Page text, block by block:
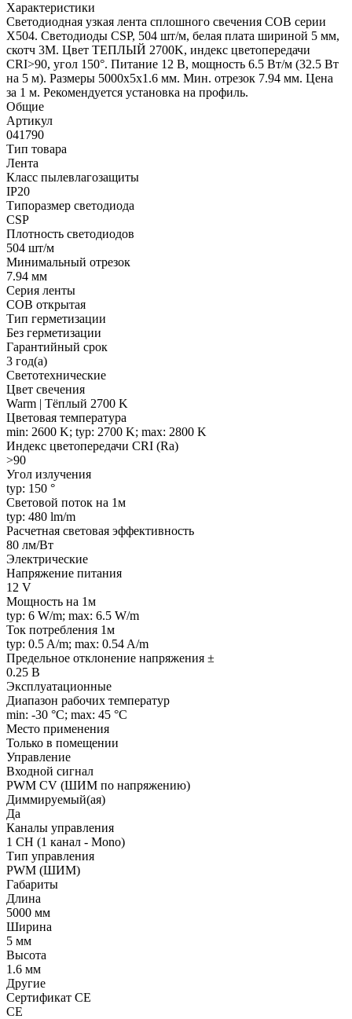
Характеристики
Светодиодная узкая лента сплошного свечения COB серии
X504. Светодиоды CSP, 504 шт/м, белая плата шириной 5 мм,
скотч 3M. Цвет ТЕПЛЫЙ 2700K, индекс цветопередачи
CRI>90, угол 150°. Питание 12 В, мощность 6.5 Вт/м (32.5 Вт
на 5 м). Размеры 5000х5х1.6 мм. Мин. отрезок 7.94 мм. Цена
за 1 м. Рекомендуется установка на профиль.
Общие
Артикул
041790
Тип товара
Лента
Класс пылевлагозащиты
IP20
Типоразмер светодиода
CSP
Плотность светодиодов
504 шт/м
Минимальный отрезок
7.94 мм
Серия ленты
COB открытая
Тип герметизации
Без герметизации
Гарантийный срок
3 год(а)
Светотехнические
Цвет свечения
Warm | Тёплый 2700 K
Цветовая температура
min: 2600 K; typ: 2700 K; max: 2800 K
Индекс цветопередачи CRI (Ra)
>90
Угол излучения
typ: 150 °
Световой поток на 1м
typ: 480 lm/m
Расчетная световая эффективность
80 лм/Вт
Электрические
Напряжение питания
12 V
Мощность на 1м
typ: 6 W/m; max: 6.5 W/m
Ток потребления 1м
typ: 0.5 A/m; max: 0.54 A/m
Предельное отклонение напряжения ±
0.25 В
Эксплуатационные
Диапазон рабочих температур
min: -30 °C; max: 45 °C
Место применения
Только в помещении
Управление
Входной сигнал
PWM СV (ШИМ по напряжению)
Диммируемый(ая)
Да
Каналы управления
1 CH (1 канал - Mono)
Тип управления
PWM (ШИМ)
Габариты
Длина
5000 мм
Ширина
5 мм
Высота
1.6 мм
Другие
Сертификат CE
CE